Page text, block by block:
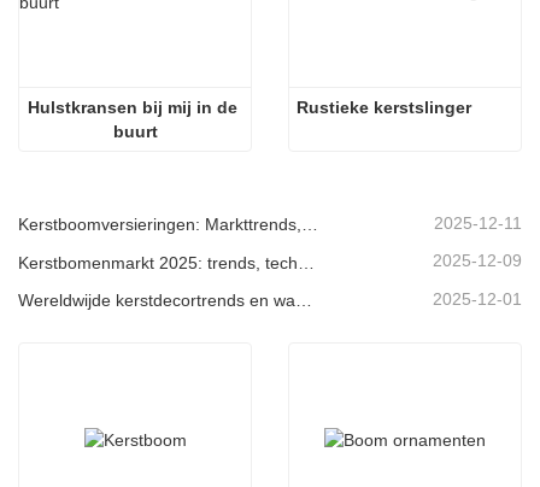
Hulstkransen bij mij in de
buurt
Rustieke kerstslinger
Kerstboomversieringen: Markttrends, inzichten in de toeleveringsketen en inkoopgids 2025 2025-12-11
2025-12-09
2025-12-01